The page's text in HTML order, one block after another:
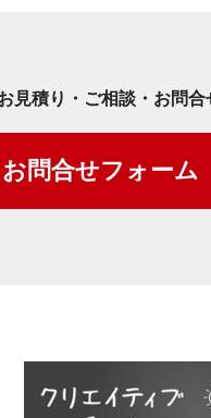
見積り・ご相談・お問合
お問合せフォーム